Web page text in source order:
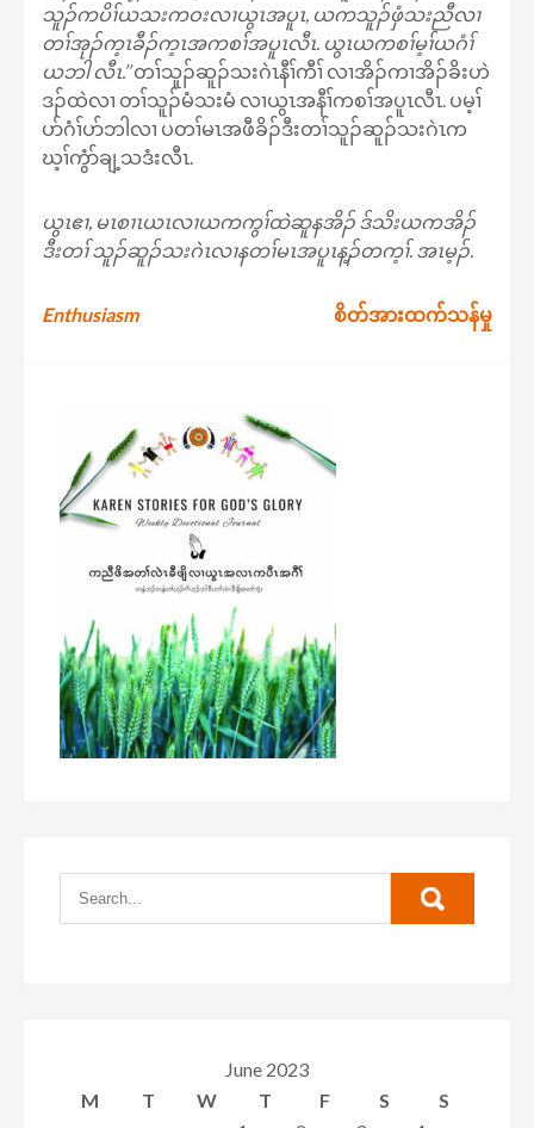
သူၣ်ကပိၢ်ယသးကဝးလၢယွၤအပူၤ, ယကသူၣ်ဖှံသးညီလၢ
တၢ်အုၣ်က့ၤခီၣ်က့ၤအကစၢ်အပူၤလီၤ. ယွၤယကစၢ်မ့ၢ်ယဂံၢ်
ယဘါ လီၤ.’’တၢ်သူၣ်ဆူၣ်သးဂဲၤနီၢ်ကီၢ် လၢအိၣ်ကၢအိၣ်ခိးဟဲ
ဒၣ်ထဲလၢ တၢ်သူၣ်မံသးမံ လၢယွၤအနီၢ်ကစၢ်အပူၤလီၤ. ပမ့ၢ်
ပာ်ဂံၢ်ပာ်ဘါလၢ ပတၢ်မၤအဖီခိၣ်ဒီးတၢ်သူၣ်ဆူၣ်သးဂဲၤက
ဃ့ၢ်ကွံာ်ချ့သဒံးလီၤ.
ယွၤဧၢ, မၤစၢၤယၤလၢယကကွၢ်ထဲဆူနအိၣ် ဒ်သိးယကအိၣ်
ဒီးတၢ် သူၣ်ဆူၣ်သးဂဲၤလၢနတၢ်မၤအပူၤန့ၣ်တက့ၢ်. အၤမ့ၣ်.
Post
Enthusiasm စိတ်အားထက်သန်မှု
June 2023
M
T W T F S
S